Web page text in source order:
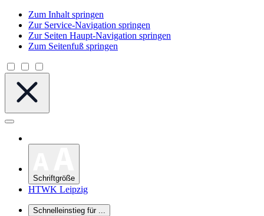
Zum Inhalt springen
Zur Service-Navigation springen
Zur Seiten Haupt-Navigation springen
Zum Seitenfuß springen
Schriftgröße
HTWK Leipzig
Schnelleinstieg für ...